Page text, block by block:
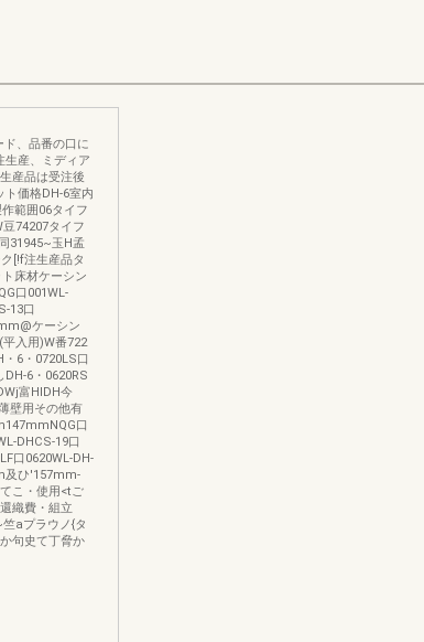
、品番の口に
生産、ミディア
産品は受注後
ト価格DH-6室内
範囲06タイフ
74207タイフ
31945~玉H孟
[!f注生産品タ
床材ケーシン
口001WL-
13口
ケーシン
入用)W番722
6・0720LS口
DH-6・0620RS
富HIDH今
壁用その他有
口
DHCS-19口
口0620WL-DH-
及ひ'157mm-
こ・使用<tご
織費・組立
aプラウノ{タ
句史て丁脅か